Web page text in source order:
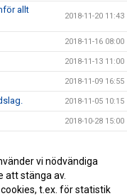
allt
2018-11-20 11:43
2018-11-16 08:00
2018-11-13 11:00
2018-11-09 16:55
2018-11-05 10:15
2018-10-28 15:00
2018-10-22 07:34
2018-10-12 08:29
vi nödvändiga
att stänga av.
t.ex. för statistik